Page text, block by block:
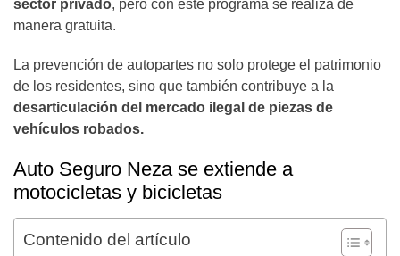
sector privado, pero con este programa se realiza de
manera gratuita.
La prevención de autopartes no solo protege el patrimonio
de los residentes, sino que también contribuye a la
desarticulación del mercado ilegal de piezas de
vehículos robados.
Auto Seguro Neza se extiende a
motocicletas y bicicletas
Contenido del artículo